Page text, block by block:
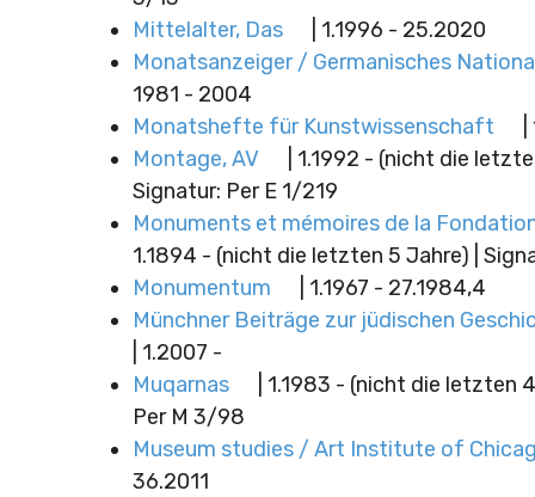
Mittelalter, Das
| 1.1996 - 25.2020
Monatsanzeiger / Germanisches
1981 - 2004
Monatshefte für Kunstwissenschaft
Montage, AV
| 1.1992 - (nicht die
Signatur: Per E 1/219
Monuments et mémoires de la
1.1894 - (nicht die letzten 5 Jahre) |
Monumentum
| 1.1967 - 27.1984,4
Münchner Beiträge zur jüdischen
| 1.2007 -
Muqarnas
| 1.1983 - (nicht die letzten
Per M 3/98
Museum studies / Art Institute of
36.2011